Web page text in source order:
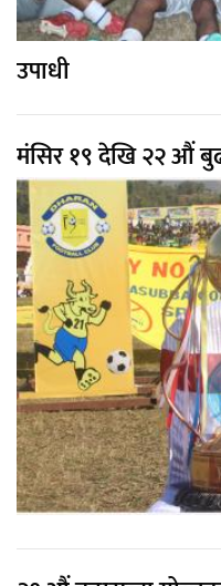
उपाधी
मंसिर १९ देखि २२ औं